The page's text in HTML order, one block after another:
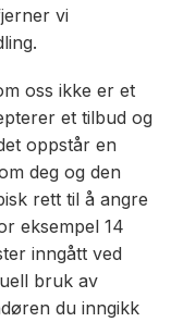
vi
oss ikke er et
et tilbud og
oppstår en
deg og den
rett til å angre
eksempel 14
inngått ved
bruk av
du inngikk